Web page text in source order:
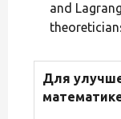
and
Для